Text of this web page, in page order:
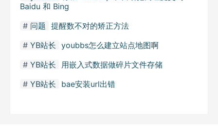
Baidu 和 Bing
问题 提醒数不对的矫正方法
YB站长 youbbs怎么建立站点地图啊
YB站长
用嵌入式数据做碎片文件存储
YB站长
bae安装url出错